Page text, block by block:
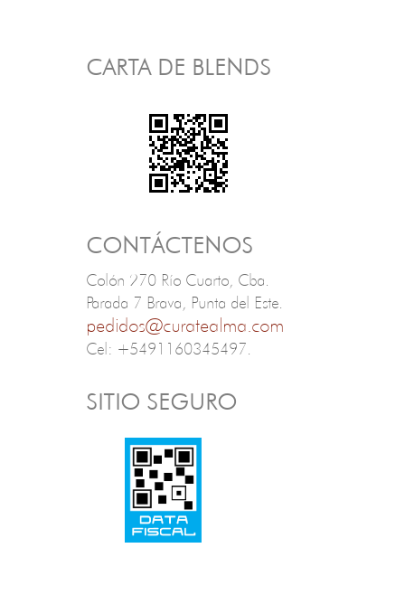
CARTA DE BLENDS
CONTÁCTENOS
Colón 270 Río Cuarto, Cba.
Parada 7 Brava, Punta del Este.
pedidos@curatealma.com
Cel: +5491160345497.
SITIO SEGURO